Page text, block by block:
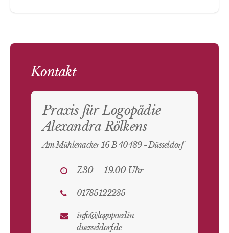
Kontakt
Praxis für Logopädie
Alexandra Rölkens
Am Mühlenacker 16 B 40489 - Düsseldorf
7.30 – 19.00 Uhr
01735122235
info@logopaedin-
duesseldorf.de